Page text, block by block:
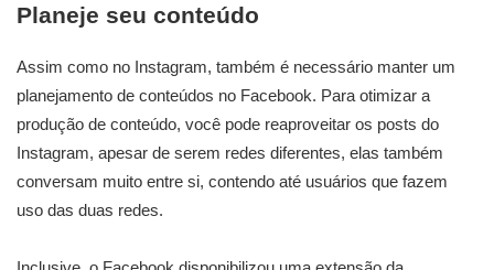
Planeje seu conteúdo
Assim como no Instagram, também é necessário manter um
planejamento de conteúdos no Facebook. Para otimizar a
produção de conteúdo, você pode reaproveitar os posts do
Instagram, apesar de serem redes diferentes, elas também
conversam muito entre si, contendo até usuários que fazem
uso das duas redes.